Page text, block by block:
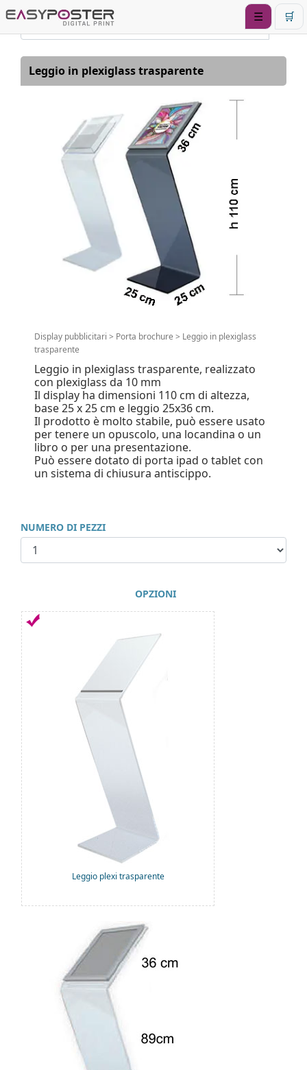
☰ 🛒
Leggio in plexiglass trasparente
Display pubblicitari > Porta brochure > Leggio in plexiglass
trasparente
Leggio in plexiglass trasparente, realizzato
con plexiglass da 10 mm
Il display ha dimensioni 110 cm di altezza,
base 25 x 25 cm e leggio 25x36 cm.
Il prodotto è molto stabile, può essere usato
per tenere un opuscolo, una locandina o un
libro o per una presentazione.
Può essere dotato di porta ipad o tablet con
un sistema di chiusura antiscippo.
NUMERO DI PEZZI
OPZIONI
Leggio plexi trasparente